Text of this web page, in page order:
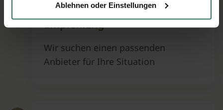
Ablehnen oder Einstellungen
2 Empfehlung
Wir suchen einen passenden
Anbieter für Ihre Situation